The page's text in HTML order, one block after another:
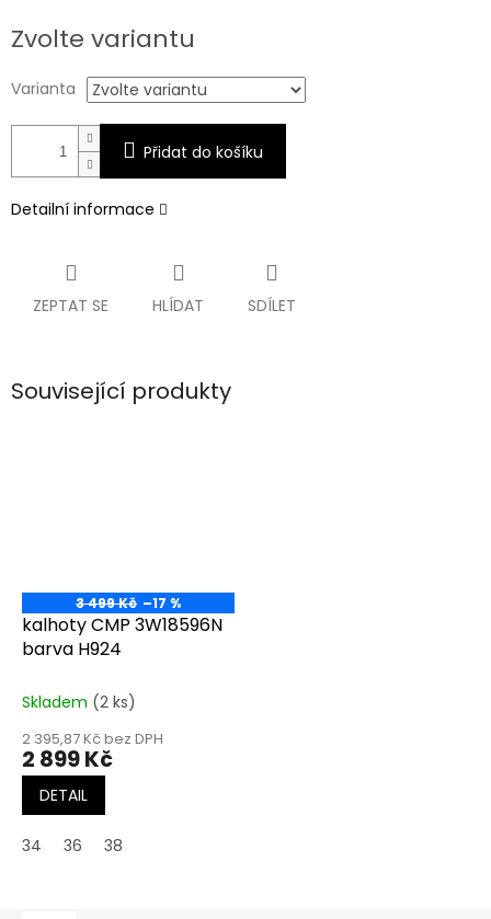
cena:
Zvolte variantu
Varianta
Přidat do košíku
Detailní informace
ZEPTAT SE HLÍDAT SDÍLET
Související produkty
3 499 Kč –17 %
kalhoty CMP 3W18596N
barva H924
Skladem (2 ks)
2 395,87 Kč bez DPH
2 899 Kč
DETAIL
34 36 38